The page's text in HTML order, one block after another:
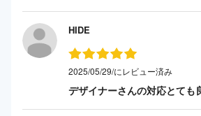
HIDE
2025/05/29/にレビュー済み
デザイナーさんの対応とても